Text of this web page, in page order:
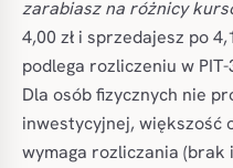
zarabiasz na różnicy
4,00 zł i sprzedajesz po
podlega rozliczeniu w
Dla osób fizycznych nie
inwestycyjnej, większość
wymaga rozliczania (brak